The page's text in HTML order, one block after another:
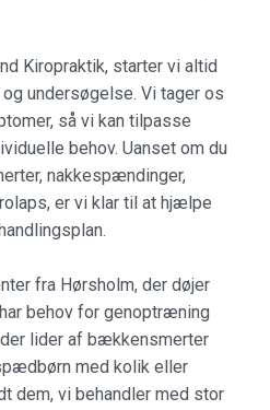
Kiropraktik, starter vi altid
undersøgelse. Vi tager os
så vi kan tilpasse
behov. Uanset om du
nakkespændinger,
er vi klar til at hjælpe
fra Hørsholm, der døjer
behov for genoptræning
lider af bækkensmerter
med kolik eller
dem, vi behandler med stor